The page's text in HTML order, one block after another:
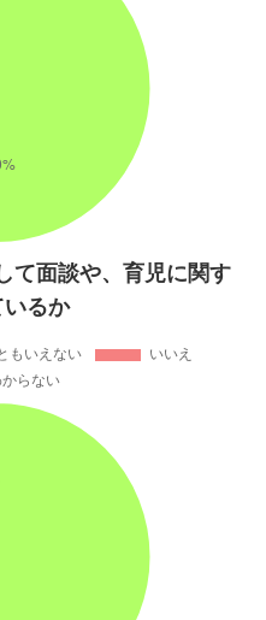
て面談や、育児に関す
いるか